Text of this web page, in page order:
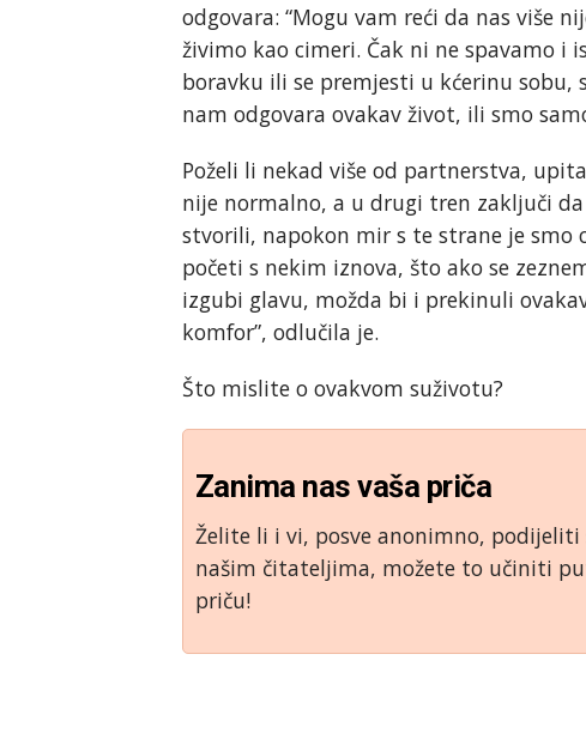
odgovara: “Mogu vam reći da nas više
živimo kao cimeri. Čak ni ne spavamo i
boravku ili se premjesti u kćerinu
nam odgovara ovakav život, ili smo
Poželi li nekad više od partnerstva,
nije normalno, a u drugi tren zaključi da
stvorili, napokon mir s te strane je smo
početi s nekim iznova, što ako se
izgubi glavu, možda bi i prekinuli
komfor”, odlučila je.
Što mislite o ovakvom suživotu?
Zanima nas vaša priča
Želite li i vi, posve anonimno,
našim čitateljima, možete to učiniti
priču!